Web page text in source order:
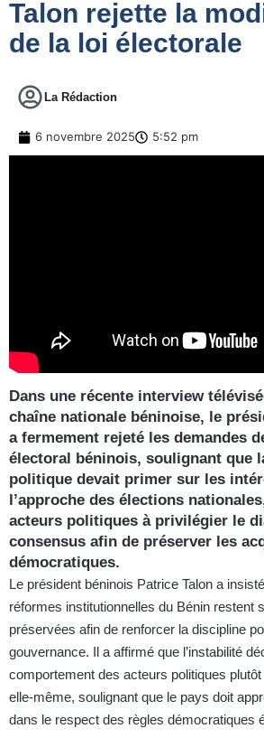
Talon rejette la
de la loi électorale
La Rédaction
6 novembre 2025 5:52 pm
Dans une récente interview
chaîne nationale béninoise, le
a fermement rejeté les demandes
électoral béninois, soulignant que
politique devait primer sur les
l’approche des élections
acteurs politiques à privilégier le
consensus afin de préserver les
démocratiques.
Le président béninois Patrice Talon a
réformes institutionnelles du Bénin restent
préservées afin de renforcer la discipline
gouvernance. Il a affirmé que l’instabilité
comportement des acteurs politiques
elle-même, soulignant que le pays doit
dans le respect des règles démocratiques